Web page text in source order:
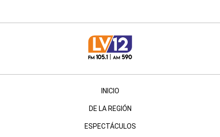
INICIO
DE LA REGIÓN
ESPECTÁCULOS